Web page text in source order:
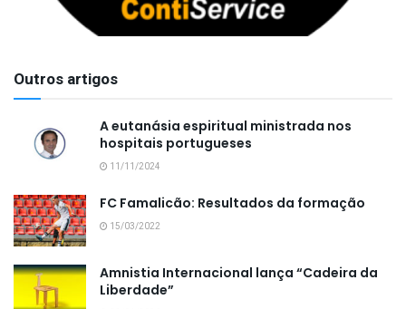
Outros artigos
A eutanásia espiritual ministrada nos
hospitais portugueses
11/11/2024
FC Famalicão: Resultados da formação
15/03/2022
Amnistia Internacional lança “Cadeira da
Liberdade”